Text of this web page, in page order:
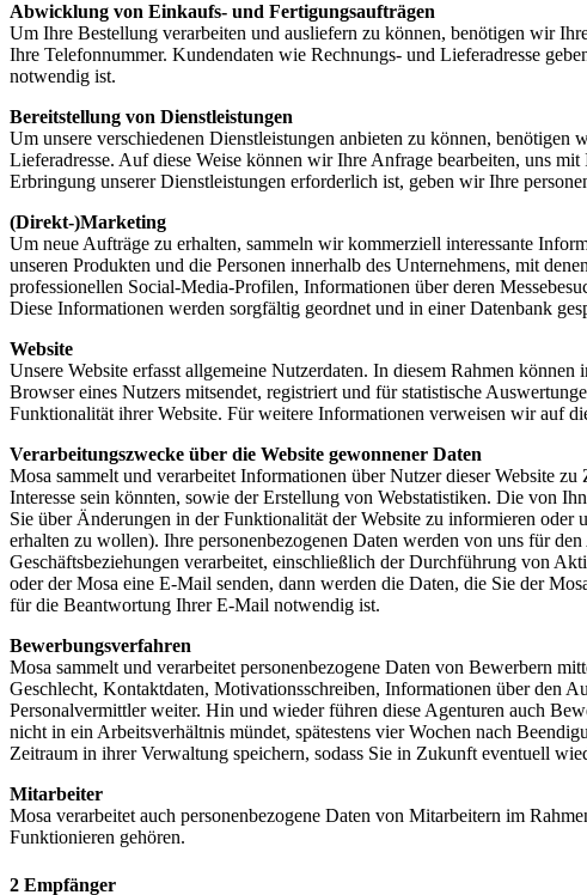
Abwicklung von Einkaufs- und Fertigungsaufträgen
Um Ihre Bestellung verarbeiten und ausliefern zu können, benötigen wir
Ihre Telefonnummer. Kundendaten wie Rechnungs- und Lieferadresse
notwendig ist.
Bereitstellung von Dienstleistungen
Um unsere verschiedenen Dienstleistungen anbieten zu können,
Lieferadresse. Auf diese Weise können wir Ihre Anfrage bearbeiten, uns
Erbringung unserer Dienstleistungen erforderlich ist, geben wir Ihre
(Direkt-)Marketing
Um neue Aufträge zu erhalten, sammeln wir kommerziell interessante
unseren Produkten und die Personen innerhalb des Unternehmens, mit
professionellen Social-Media-Profilen, Informationen über deren
Diese Informationen werden sorgfältig geordnet und in einer Datenbank
Website
Unsere Website erfasst allgemeine Nutzerdaten. In diesem Rahmen
Browser eines Nutzers mitsendet, registriert und für statistische
Funktionalität ihrer Website. Für weitere Informationen verweisen wir auf
Verarbeitungszwecke über die Website gewonnener Daten
Mosa sammelt und verarbeitet Informationen über Nutzer dieser Website
Interesse sein könnten, sowie der Erstellung von Webstatistiken. Die von
Sie über Änderungen in der Funktionalität der Website zu informieren oder
erhalten zu wollen). Ihre personenbezogenen Daten werden von uns für
Geschäftsbeziehungen verarbeitet, einschließlich der Durchführung von
oder der Mosa eine E-Mail senden, dann werden die Daten, die Sie der
für die Beantwortung Ihrer E-Mail notwendig ist.
Bewerbungsverfahren
Mosa sammelt und verarbeitet personenbezogene Daten von Bewerbern
Geschlecht, Kontaktdaten, Motivationsschreiben, Informationen über den
Personalvermittler weiter. Hin und wieder führen diese Agenturen auch
nicht in ein Arbeitsverhältnis mündet, spätestens vier Wochen nach
Zeitraum in ihrer Verwaltung speichern, sodass Sie in Zukunft eventuell
Mitarbeiter
Mosa verarbeitet auch personenbezogene Daten von Mitarbeitern im
Funktionieren gehören.
2 Empfänger